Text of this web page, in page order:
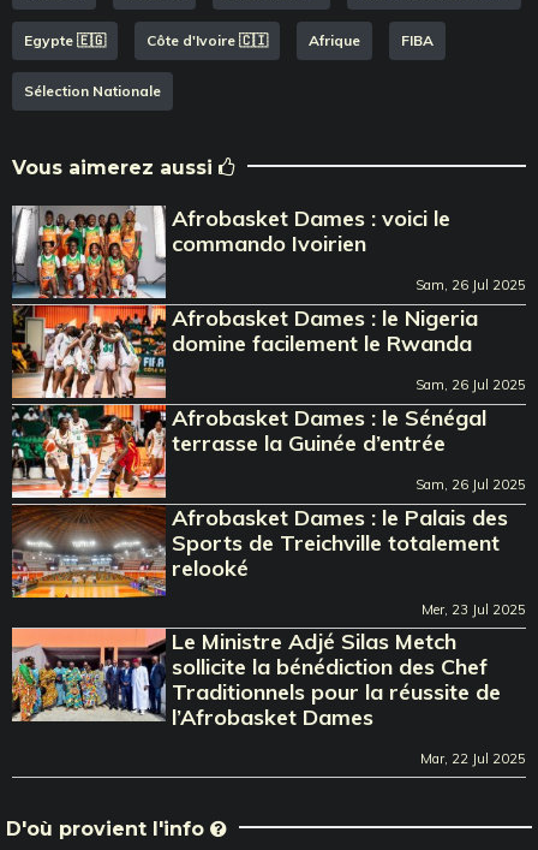
Egypte 🇪🇬 Côte d'Ivoire 🇨🇮 Afrique FIBA
Sélection Nationale
Vous aimerez aussi
Afrobasket Dames : voici le
commando Ivoirien
Sam, 26 Jul 2025
Afrobasket Dames : le Nigeria
domine facilement le Rwanda
Sam, 26 Jul 2025
Afrobasket Dames : le Sénégal
terrasse la Guinée d’entrée
Sam, 26 Jul 2025
Afrobasket Dames : le Palais des
Sports de Treichville totalement
relooké
Mer, 23 Jul 2025
Le Ministre Adjé Silas Metch
sollicite la bénédiction des Chef
Traditionnels pour la réussite de
l’Afrobasket Dames
Mar, 22 Jul 2025
D'où provient l'info